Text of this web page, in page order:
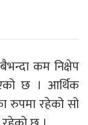
कम निक्षेप
छ । आर्थिक
रुपमा रहेको सो